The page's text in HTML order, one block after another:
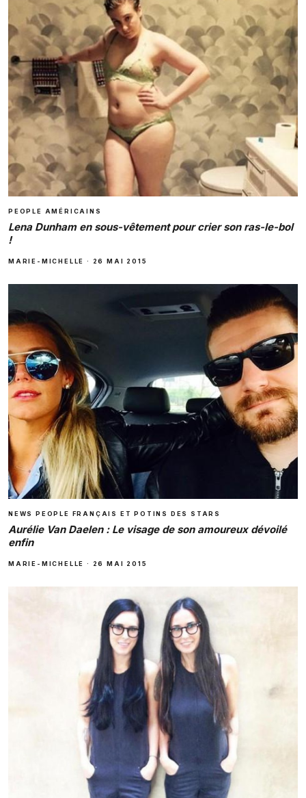
PEOPLE AMÉRICAINS
Lena Dunham en sous-vêtement pour crier son ras-le-bol
!
MARIE-MICHELLE · 26 MAI 2015
NEWS PEOPLE FRANÇAIS ET POTINS DES STARS
Aurélie Van Daelen : Le visage de son amoureux dévoilé
enfin
MARIE-MICHELLE · 26 MAI 2015